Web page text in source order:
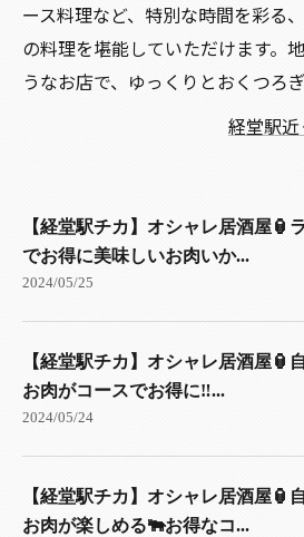
ース料理など、特別な時間を彩る
の料理を堪能していただけます。
うなお店で、ゆっくりとおくつろ
経堂駅
【経堂駅チカ】オシャレ居酒屋🏮
でお得に美味しいお肉いか...
2024/05/25
【経堂駅チカ】オシャレ居酒屋🏮
お肉がコースでお得に‼️...
2024/05/24
【経堂駅チカ】オシャレ居酒屋🏮
お肉が楽しめる🐃お得なコ...